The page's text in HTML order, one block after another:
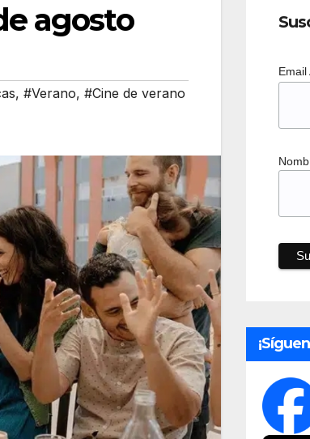
agosto
, #Verano, #Cine de verano
Email